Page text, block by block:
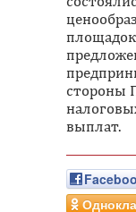
стороны
выплат.